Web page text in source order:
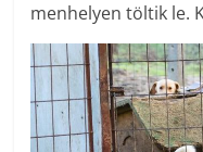
menhelyen töltik le.